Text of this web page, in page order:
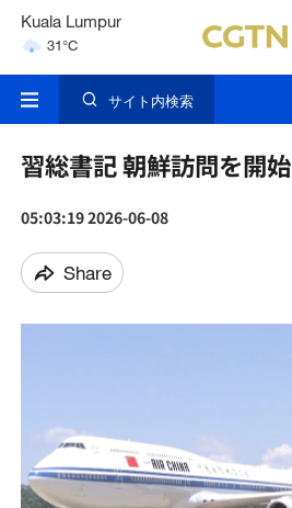
Kuala Lumpur
31°C
Singapore
サイト内検索
習総書記 朝鮮訪問を開始
05:03:19 2026-06-08
Share